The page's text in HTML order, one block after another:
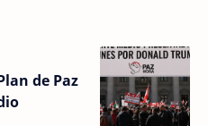
de Paz